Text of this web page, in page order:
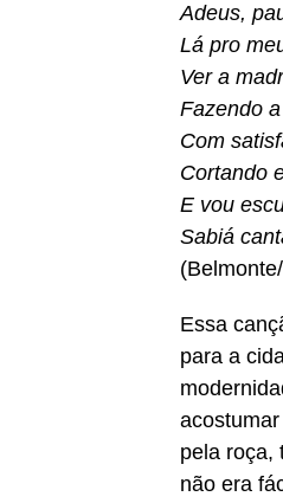
Adeus,
Lá pro
Ver a
Fazendo
Com
Cortando
E vou
Sabiá
Essa
para a
pela roça,
não era